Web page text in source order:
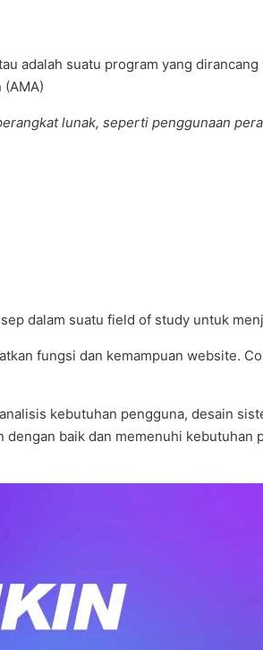
adalah suatu program yang
lunak, seperti penggunaan
dalam suatu field of study untuk
fungsi dan kemampuan website.
kebutuhan pengguna, desain
baik dan memenuhi kebutuhan